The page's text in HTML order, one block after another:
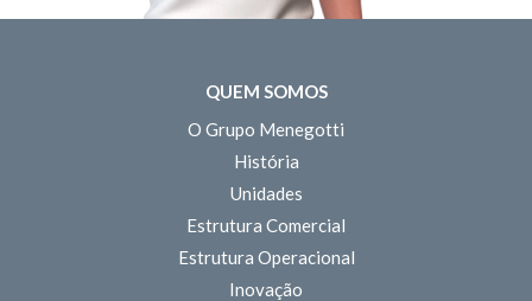
QUEM SOMOS
O Grupo Menegotti
História
Unidades
Estrutura Comercial
Estrutura Operacional
Inovação